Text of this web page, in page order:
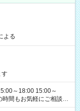
よる
す